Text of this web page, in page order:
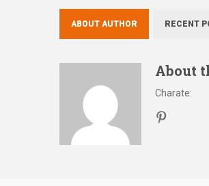
ABOUT AUTHOR RECENT
About
Charate: